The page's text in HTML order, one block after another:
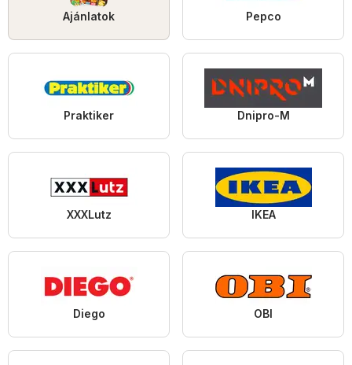
Ajánlatok Pepco
Praktiker Dnipro-M
XXXLutz IKEA
Diego OBI